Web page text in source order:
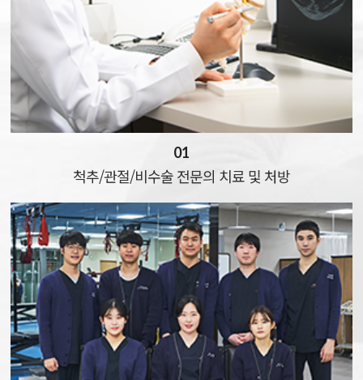
01
척추/관절/비수술 전문의 치료 및 처방